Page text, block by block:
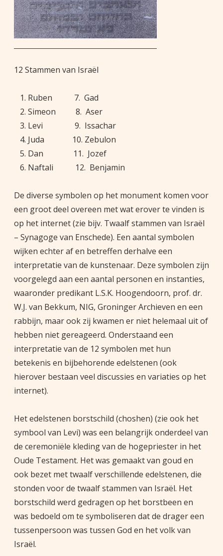
12 Stammen van Israël
Ruben 7. Gad
Simeon 8. Aser
Levi 9. Issachar
Juda 10. Zebulon
Dan 11. Jozef
Naftali 12. Benjamin
De diverse symbolen op het monument komen voor
een groot deel overeen met wat erover te vinden is
op het internet (zie bijv. Twaalf stammen van Israël
– Synagoge van Enschede). Een aantal symbolen
wijken echter af en betreffen derhalve een
interpretatie van de kunstenaar. Deze symbolen zijn
voorgelegd aan een aantal personen en instanties,
waaronder predikant L.S.K. Hoogendoorn, prof. dr.
W.J. van Bekkum, NIG, Groninger Archieven en een
rabbijn, maar ook zij kwamen er niet helemaal uit of
hebben niet gereageerd. Onderstaand een
interpretatie van de 12 symbolen met hun
betekenis en bijbehorende edelstenen (ook
hierover bestaan veel discussies en variaties op het
internet).
Het edelstenen borstschild (choshen) (zie ook het
symbool van Levi) was een belangrijk onderdeel van
de ceremoniële kleding van de hogepriester in het
Oude Testament. Het was gemaakt van goud en
ook bezet met twaalf verschillende edelstenen, die
stonden voor de twaalf stammen van Israël. Het
borstschild werd gedragen op het borstbeen en
was bedoeld om te symboliseren dat de drager een
tussenpersoon was tussen God en het volk van
Israël.